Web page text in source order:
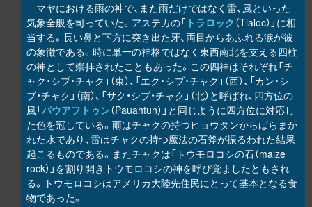
マヤにおける雨の神で、また雨だけではなく雷、風といった
気象全般を司っていた。アステカの「 トラロック （Tlaloc）」に相
当する。長い鼻と下方に突き出た牙、両目からあふれる涙が彼
の象徴である。時に単一の神格ではなく東西南北を支える四柱
の神として崇拝されたこともあった。この四神はそれぞれ「チ
ャク・シブ・チャク」（東）、「エク・シブ・チャク」（西）、「カン・シ
ブ・チャク」（南）、「サク・シブ・チャク」（北）と呼ばれ、四方位の
風「パウアフトゥン（Pauahtun）」と同じように四方位に対応し
た色を冠している。雨はチャクの持つヒョウタンからばらまか
れた水であり、雷はチャクの持つ魔法の石斧が振るわれた結果
起こるものである。またチャクは「トウモロコシの石（maize
rock）」を割り開きトウモロコシの神を呼び覚ましたともされ
る。トウモロコシはアメリカ大陸先住民にとって基本となる食
物であった。